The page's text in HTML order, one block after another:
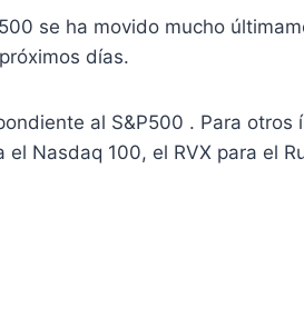
se ha movido mucho
días.
al S&P500 . Para otros
Nasdaq 100, el RVX para el